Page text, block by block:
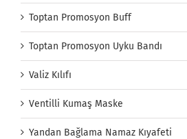
Toptan Promosyon Buff
Toptan Promosyon Uyku Bandı
Valiz Kılıfı
Ventilli Kumaş Maske
Yandan Bağlama Namaz Kıyafeti